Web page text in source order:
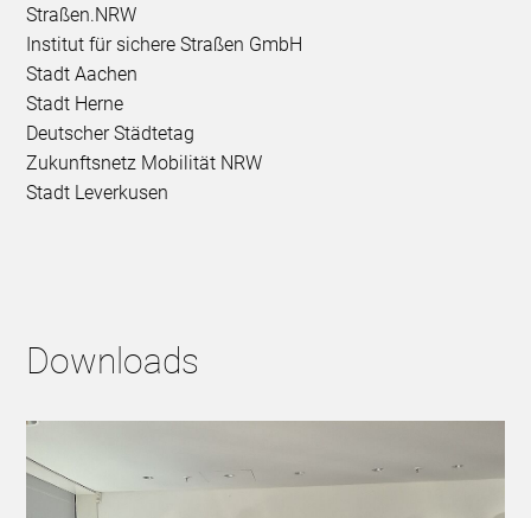
Straßen.NRW
Institut für sichere Straßen GmbH
Stadt Aachen
Stadt Herne
Deutscher Städtetag
Zukunftsnetz Mobilität NRW
Stadt Leverkusen
Downloads